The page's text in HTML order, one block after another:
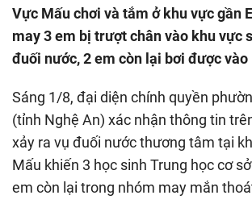
Vực Mấu chơi và tắm ở khu vực gần
may 3 em bị trượt chân vào khu vực
đuối nước, 2 em còn lại bơi được vào
Sáng 1/8, đại diện chính quyền
(tỉnh Nghệ An) xác nhận thông tin
xảy ra vụ đuối nước thương tâm tại
Mấu khiến 3 học sinh Trung học cơ
em còn lại trong nhóm may mắn